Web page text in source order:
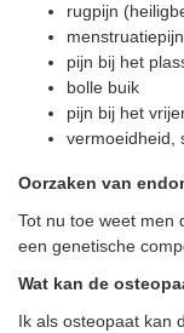
rugpijn
pijn bij het
bolle buik
pijn bij het
vermoeidheid,
Oorzaken van
Tot nu toe weet men
een genetische
Wat kan de
Ik als osteopaat kan